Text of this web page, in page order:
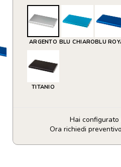
ARGENTO BLU CHIAROBLU
TITANIO
Hai
Ora richiedi
Power